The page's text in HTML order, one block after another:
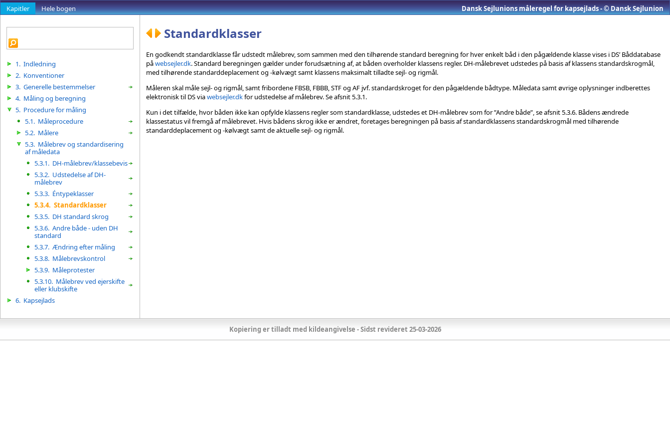
Kapitler Hele bogen Dansk Sejlunions måleregel for kapsejlads - © Dansk Sejlunion
Kopiering er tilladt med kildeangivelse - Sidst revideret 25-03-2026
1. Indledning
2. Konventioner
3. Generelle bestemmelser
4. Måling og beregning
5. Procedure for måling
5.1. Måleprocedure
5.2. Målere
5.3. Målebrev og standardisering
af måledata
5.3.1. DH-målebrev/klassebevis
5.3.2. Udstedelse af DH-
målebrev
5.3.3. Éntypeklasser
5.3.4. Standardklasser
5.3.5. DH standard skrog
5.3.6. Andre både - uden DH
standard
5.3.7. Ændring efter måling
5.3.8. Målebrevskontrol
5.3.9. Måleprotester
5.3.10. Målebrev ved ejerskifte
eller klubskifte
6. Kapsejlads
Standardklasser
En godkendt standardklasse får udstedt målebrev, som sammen med den tilhørende standard beregning for hver enkelt båd i den pågældende klasse vises i DS’ Båddatabase
påwebsejler.dk. Standard beregningen gælder under forudsætning af, at båden overholder klassens regler. DH-målebrevet udstedes på basis af klassens standardskrogmål,
med tilhørende standarddeplacement og -kølvægt samt klassens maksimalt tilladte sejl- og rigmål.
Måleren skal måle sejl- og rigmål, samt fribordene FBSB, FBBB, STF og AF jvf. standardskroget for den pågældende bådtype. Måledata samt øvrige oplysninger indberettes
elektronisk til DS viawebsejler.dkfor udstedelse af målebrev. Se afsnit 5.3.1.
Kun i det tilfælde, hvor båden ikke kan opfylde klassens regler som standardklasse, udstedes et DH-målebrev som for ”Andre både”, se afsnit 5.3.6. Bådens ændrede
klassestatus vil fremgå af målebrevet. Hvis bådens skrog ikke er ændret, foretages beregningen på basis af standardklassens standardskrogmål med tilhørende
standarddeplacement og -kølvægt samt de aktuelle sejl- og rigmål.